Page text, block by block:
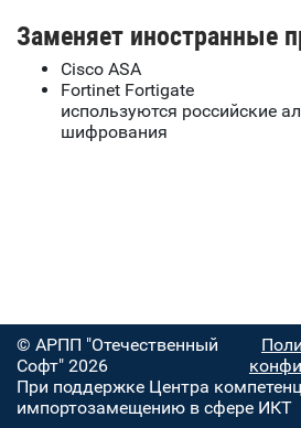
Заменяет иностранные
Cisco ASA
Fortinet Fortigate
используются российские
шифрования
© АРПП "Отечественный
Софт" 2026
При поддержке Центра
импортозамещению в сфере ИКТ